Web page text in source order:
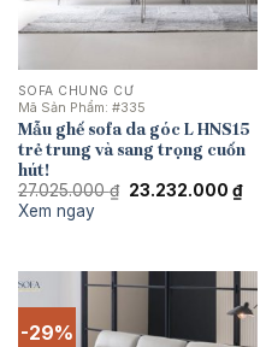
SOFA CHUNG CƯ
Mã Sản Phẩm: #335
Mẫu ghế sofa da góc L HNS15
trẻ trung và sang trọng cuốn
hút!
27.025.000₫ Giá
23.232.000 ₫Giá
hiện
Xem ngay
-29%